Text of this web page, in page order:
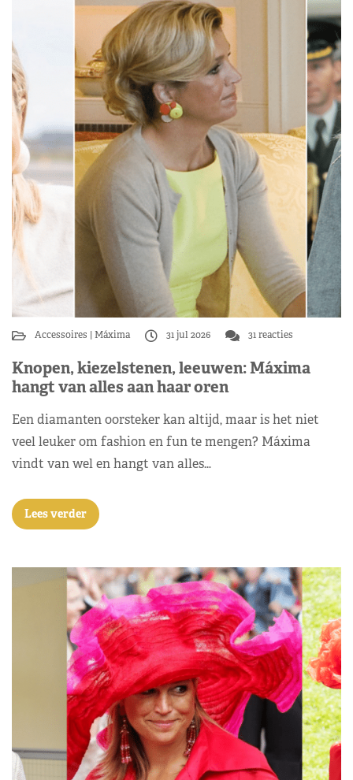
Accessoires Máxima 31 jul 2026 31 reacties
Knopen, kiezelstenen, leeuwen: Máxima
hangt van alles aan haar oren
Een diamanten oorsteker kan altijd, maar is het niet
veel leuker om fashion en fun te mengen? Máxima
vindt van wel en hangt van alles…
Lees verder